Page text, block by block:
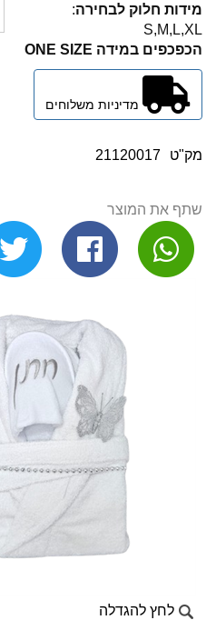
מידות חלוק לבחירה:
S,M,L,XL
הכפכפים במידה ONE SIZE
מק"ט 21120017
שתף את המוצר
לחץ להגדלה